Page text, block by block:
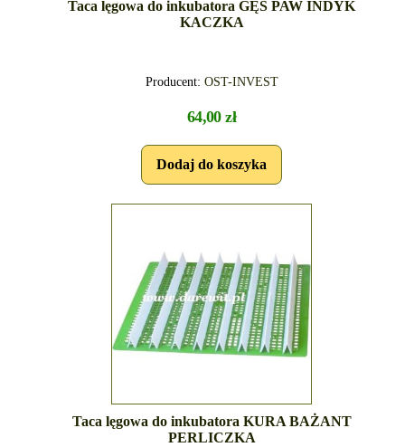
Taca lęgowa do inkubatora GĘŚ PAW INDYK
KACZKA
Producent: OST-INVEST
64,00 zł
Taca lęgowa do inkubatora KURA BAŻANT
PERLICZKA